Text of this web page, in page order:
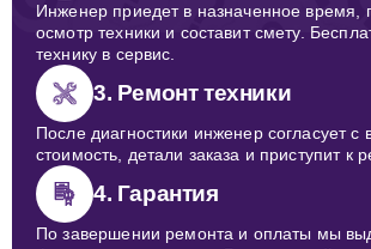
Инженер приедет в назначенное время,
осмотр техники и составит смету.
технику в сервис.
3. Ремонт техники
После диагностики инженер согласует с
стоимость, детали заказа и приступит к
4. Гарантия
По завершении ремонта и оплаты мы